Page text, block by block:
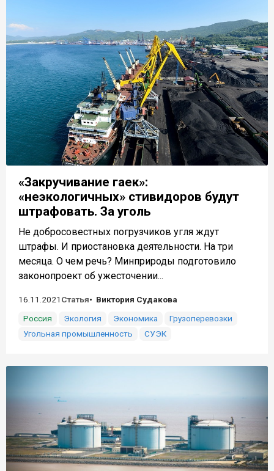
«Закручивание гаек»:
«неэкологичных» стивидоров будут
штрафовать. За уголь
Не добросовестных погрузчиков угля ждут
штрафы. И приостановка деятельности. На три
месяца. О чем речь? Минприроды подготовило
законопроект об ужесточении...
16.11.2021 Статья
Виктория Судакова
Россия
Экология Экономика
Грузоперевозки
Угольная промышленность
СУЭК